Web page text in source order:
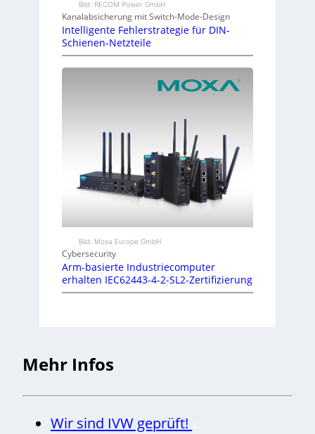
Bild: RECOM Power GmbH
Kanalabsicherung mit Switch-Mode-Design
Intelligente Fehlerstrategie für DIN-
Schienen-Netzteile
Bild: Moxa Europe GmbH
Cybersecurity
Arm-basierte Industriecomputer
erhalten IEC62443-4-2-SL2-Zertifizierung
Mehr Infos
Wir sind IVW geprüft!